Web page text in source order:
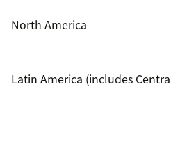
North America
Latin America (includes